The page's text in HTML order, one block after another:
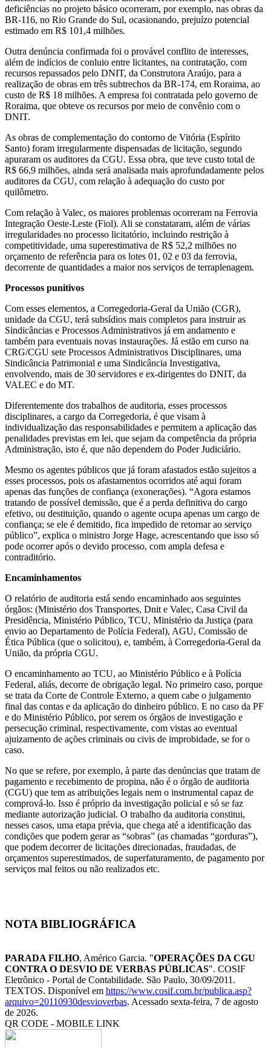
deficiências no projeto básico ocorreram, por exemplo, nas obras da
BR-116, no Rio Grande do Sul, ocasionando, prejuízo potencial
estimado em R$ 101,4 milhões.
Outra denúncia confirmada foi o provável conflito de interesses,
além de indícios de conluio entre licitantes, na contratação, com
recursos repassados pelo DNIT, da Construtora Araújo, para a
realização de obras em três subtrechos da BR-174, em Roraima, ao
custo de R$ 18 milhões. A empresa foi contratada pelo governo de
Roraima, que obteve os recursos por meio de convênio com o
DNIT.
As obras de complementação do contorno de Vitória (Espírito
Santo) foram irregularmente dispensadas de licitação, segundo
apuraram os auditores da CGU. Essa obra, que teve custo total de
R$ 66,9 milhões, ainda será analisada mais aprofundadamente pelos
auditores da CGU, com relação à adequação do custo por
quilômetro.
Com relação à Valec, os maiores problemas ocorreram na Ferrovia
Integração Oeste-Leste (Fiol). Ali se constataram, além de várias
irregularidades no processo licitatório, incluindo restrição à
competitividade, uma superestimativa de R$ 52,2 milhões no
orçamento de referência para os lotes 01, 02 e 03 da ferrovia,
decorrente de quantidades a maior nos serviços de terraplenagem.
Processos punitivos
Com esses elementos, a Corregedoria-Geral da União (CGR),
unidade da CGU, terá subsídios mais completos para instruir as
Sindicâncias e Processos Administrativos já em andamento e
também para eventuais novas instaurações. Já estão em curso na
CRG/CGU sete Processos Administrativos Disciplinares, uma
Sindicância Patrimonial e uma Sindicância Investigativa,
envolvendo, mais de 30 servidores e ex-dirigentes do DNIT, da
VALEC e do MT.
Diferentemente dos trabalhos de auditoria, esses processos
disciplinares, a cargo da Corregedoria, é que visam à
individualização das responsabilidades e permitem a aplicação das
penalidades previstas em lei, que sejam da competência da própria
Administração, isto é, que não dependem do Poder Judiciário.
Mesmo os agentes públicos que já foram afastados estão sujeitos a
esses processos, pois os afastamentos ocorridos até aqui foram
apenas das funções de confiança (exonerações). “Agora estamos
tratando de possível demissão, que é a perda definitiva do cargo
efetivo, ou destituição, quando o agente ocupa apenas um cargo de
confiança; se ele é demitido, fica impedido de retornar ao serviço
público”, explica o ministro Jorge Hage, acrescentando que isso só
pode ocorrer após o devido processo, com ampla defesa e
contraditório.
Encaminhamentos
O relatório de auditoria está sendo encaminhado aos seguintes
órgãos: (Ministério dos Transportes, Dnit e Valec, Casa Civil da
Presidência, Ministério Público, TCU, Ministério da Justiça (para
envio ao Departamento de Polícia Federal), AGU, Comissão de
Ética Pública (que o solicitou), e, também, à Corregedoria-Geral da
União, da própria CGU.
O encaminhamento ao TCU, ao Ministério Público e à Polícia
Federal, aliás, decorre de obrigação legal. No primeiro caso, porque
se trata da Corte de Controle Externo, a quem cabe o julgamento
final das contas e da aplicação do dinheiro público. E no caso da PF
e do Ministério Público, por serem os órgãos de investigação e
persecução criminal, respectivamente, com vistas ao eventual
ajuizamento de ações criminais ou civis de improbidade, se for o
caso.
No que se refere, por exemplo, à parte das denúncias que tratam de
pagamento e recebimento de propina, não é o órgão de auditoria
(CGU) que tem as atribuições legais nem o instrumental capaz de
comprová-lo. Isso é próprio da investigação policial e só se faz
mediante autorização judicial. O trabalho da auditoria constitui,
nesses casos, uma etapa prévia, que chega até a identificação das
condições que podem gerar as “sobras” (as chamadas “gorduras”),
que podem decorrer de licitações direcionadas, fraudadas, de
orçamentos superestimados, de superfaturamento, de pagamento por
serviços mal feitos ou não realizados etc.
NOTA BIBLIOGRÁFICA
PARADA FILHO, Américo Garcia. "OPERAÇÕES DA CGU
CONTRA O DESVIO DE VERBAS PÚBLICAS". COSIF
Eletrônico - Portal de Contabilidade. São Paulo, 30/09/2011.
TEXTOS. Disponível em https://www.cosif.com.br/publica.asp?
arquivo=20110930desvioverbas. Acessado sexta-feira, 7 de agosto
de 2026.
QR CODE - MOBILE LINK